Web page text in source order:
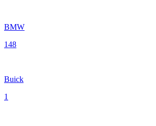
BMW
148
Buick
1